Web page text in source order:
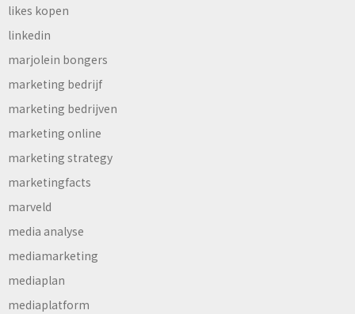
likes kopen
linkedin
marjolein bongers
marketing bedrijf
marketing bedrijven
marketing online
marketing strategy
marketingfacts
marveld
media analyse
mediamarketing
mediaplan
mediaplatform